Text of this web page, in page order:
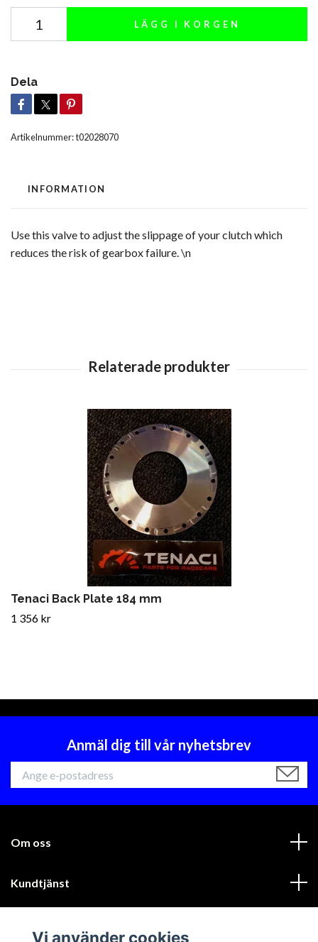
LÄGG I KORGEN
Dela
Artikelnummer:t02028070
INFORMATION
Use this valve to adjust the slippage of your clutch which
reduces the risk of gearbox failure. \n
Tenaci Back Plate 184 mm
1 356 kr
Anmäl dig till vår nyhetsbrev
Om oss
Kundtjänst
Vi använder cookies